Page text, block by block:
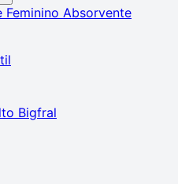
Absorvente
Bigfral